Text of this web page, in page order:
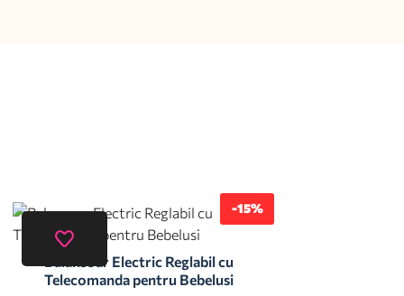
-15%
Balansoar Electric Reglabil cu
Telecomanda pentru Bebelusi